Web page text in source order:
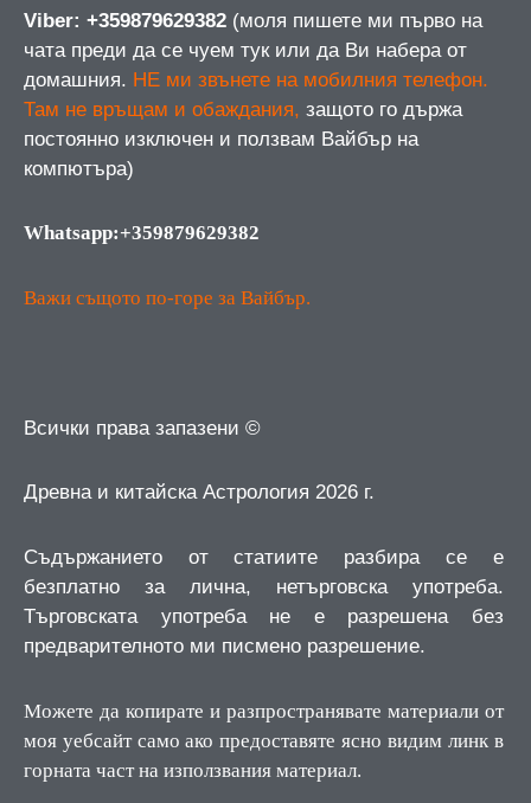
Viber: +359879629382 (моля пишете ми първо на
чата преди да се чуем тук или да Ви набера от
домашния. НЕ ми звънете на мобилния телефон.
Там не връщам и обаждания, защото го държа
постоянно изключен и ползвам Вайбър на
компютъра)
Whatsapp:+359879629382
Важи същото по-горе за Вайбър.
Всички права запазени ©
Древна и китайска Астрология 2026 г.
Съдържанието от статиите разбира се е
безплатно за лична, нетърговска употреба.
Търговската употреба не е разрешена без
предварителното ми писмено разрешение.
Можете да копирате и разпространявате материали от
моя уебсайт само ако предоставяте ясно видим линк в
горната част на използвания материал.